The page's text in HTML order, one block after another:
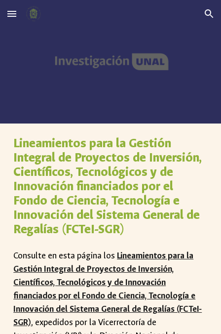
Skip to main content Skip to navigation
Lineamientos para la Gestión
Integral de Proyectos de Inversión,
Científicos, Tecnológicos y de
Innovación financiados por el
Fondo de Ciencia, Tecnología e
Innovación del Sistema General de
Regalías (FCTeI-SGR)
Consulte en esta página los Lineamientos para la
Gestión Integral de Proyectos de Inversión,
Científicos, Tecnológicos y de Innovación
financiados por el Fondo de Ciencia, Tecnología e
Innovación del Sistema General de Regalías (FCTeI-
SGR), expedidos por la Vicerrectoría de